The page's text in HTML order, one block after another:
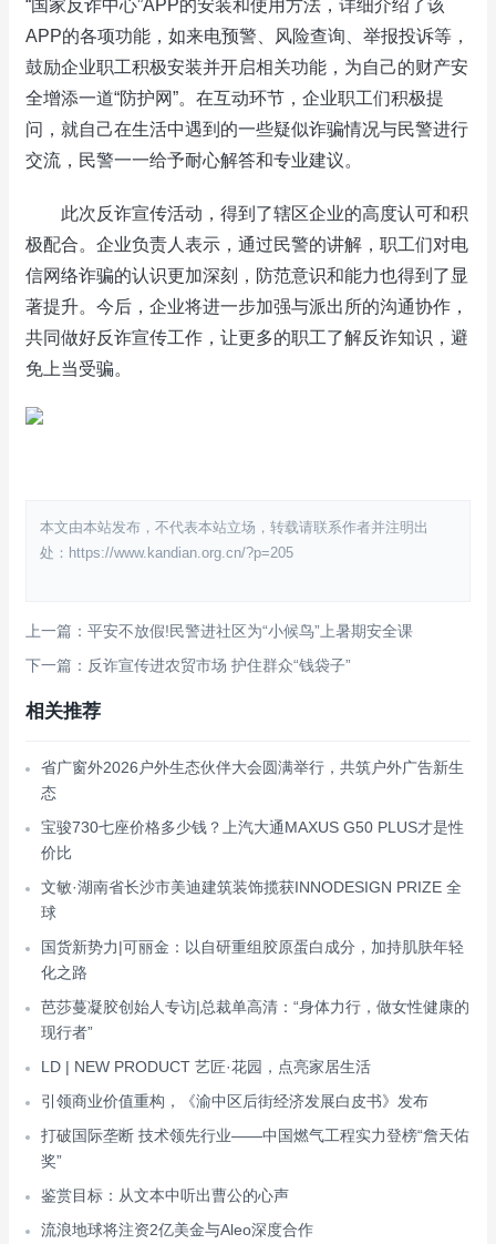
“国家反诈中心”APP的安装和使用方法，详细介绍了该
APP的各项功能，如来电预警、风险查询、举报投诉等，
鼓励企业职工积极安装并开启相关功能，为自己的财产安
全增添一道“防护网”。在互动环节，企业职工们积极提
问，就自己在生活中遇到的一些疑似诈骗情况与民警进行
交流，民警一一给予耐心解答和专业建议。
此次反诈宣传活动，得到了辖区企业的高度认可和积
极配合。企业负责人表示，通过民警的讲解，职工们对电
信网络诈骗的认识更加深刻，防范意识和能力也得到了显
著提升。今后，企业将进一步加强与派出所的沟通协作，
共同做好反诈宣传工作，让更多的职工了解反诈知识，避
免上当受骗。
本文由本站发布，不代表本站立场，转载请联系作者并注明出
处：https://www.kandian.org.cn/?p=205
上一篇：平安不放假!民警进社区为“小候鸟”上暑期安全课
下一篇：反诈宣传进农贸市场 护住群众“钱袋子”
相关推荐
省广窗外2026户外生态伙伴大会圆满举行，共筑户外广告新生
态
宝骏730七座价格多少钱？上汽大通MAXUS G50 PLUS才是性
价比
文敏·湖南省长沙市美迪建筑装饰揽获INNODESIGN PRIZE 全
球
国货新势力|可丽金：以自研重组胶原蛋白成分，加持肌肤年轻
化之路
芭莎蔓凝胶创始人专访|总裁单高清：“身体力行，做女性健康的
现行者”
LD | NEW PRODUCT 艺匠·花园，点亮家居生活
引领商业价值重构，《渝中区后街经济发展白皮书》发布
打破国际垄断 技术领先行业——中国燃气工程实力登榜“詹天佑
奖”
鉴赏目标：从文本中听出曹公的心声
流浪地球将注资2亿美金与Aleo深度合作